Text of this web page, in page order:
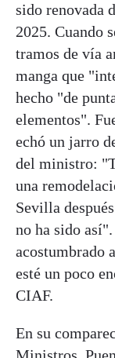
sido renovada
2025. Cuando
tramos de vía
manga que
hecho "de
elementos".
echó un jarro
del ministro:
una
Sevilla
no ha sido
acostumbrado
esté un poco
CIAF.
En su